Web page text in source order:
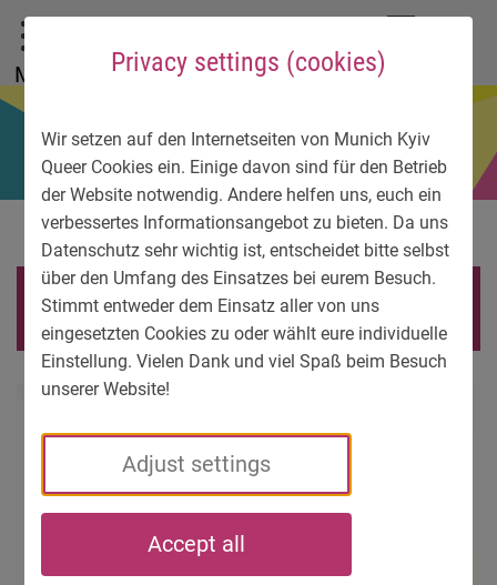
Privacy settings (cookies)
Wir setzen auf den Internetseiten von Munich Kyiv
Queer Cookies ein. Einige davon sind für den Betrieb
der Website notwendig. Andere helfen uns, euch ein
verbessertes Informationsangebot zu bieten. Da uns
Datenschutz sehr wichtig ist, entscheidet bitte selbst
über den Umfang des Einsatzes bei eurem Besuch.
Stimmt entweder dem Einsatz aller von uns
eingesetzten Cookies zu oder wählt eure individuelle
Einstellung. Vielen Dank und viel Spaß beim Besuch
unserer Website!
Adjust settings
Accept all
To main menu
To language menu
To search
To content
To service information
Menu
rpt